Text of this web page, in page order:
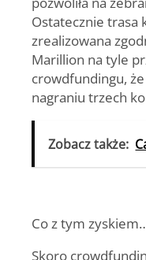
Ostatecznie trasa
zrealizowana
Marillion na tyle
crowdfundingu,
nagraniu trzech
Zobacz także:
Co z tym
Skoro